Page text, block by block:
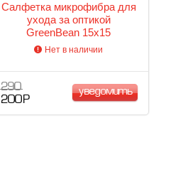
Салфетка микрофибра для
ухода за оптикой
GreenBean 15x15
Нет в наличии
290
200 Р
уведомить